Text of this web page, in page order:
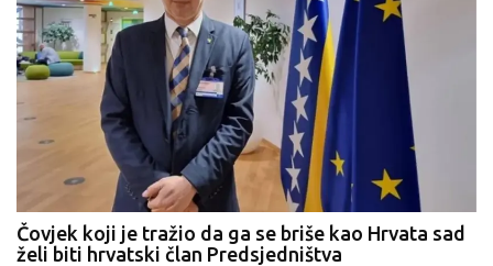
Čovjek koji je tražio da ga se briše kao Hrvata sad
želi biti hrvatski član Predsjedništva